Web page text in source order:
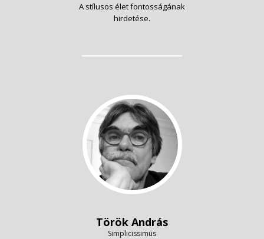
A stílusos élet fontosságának
hirdetése.
Török András
Simplicissimus